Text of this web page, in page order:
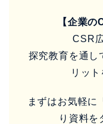
【企業の
CSR
探究教育を通し
リッ
まずはお気軽に
り資料を